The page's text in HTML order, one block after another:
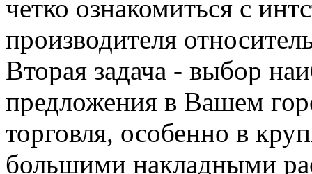
четко ознакомиться с
производителя
Вторая задача - выбор
предложения в Вашем
торговля, особенно в
большими накладными